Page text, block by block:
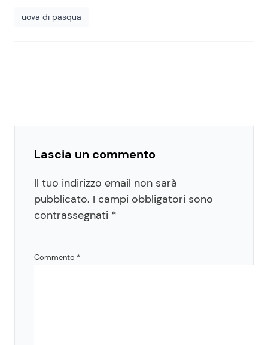
uova di pasqua
Lascia un commento
Il tuo indirizzo email non sarà
pubblicato. I campi obbligatori sono
contrassegnati *
Commento *